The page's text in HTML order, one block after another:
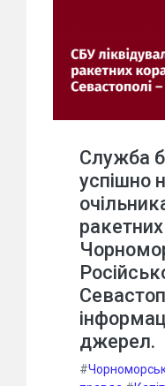
Служба
успішно
джерел.
#